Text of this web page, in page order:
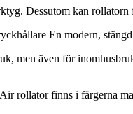
Dessutom kan
En modern,
men även för
rollator finns i färgerna